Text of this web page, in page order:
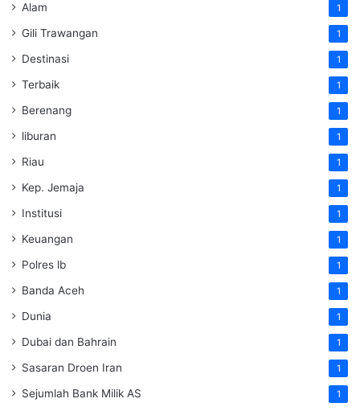
Alam 1
Gili Trawangan 1
Destinasi 1
Terbaik 1
Berenang 1
liburan 1
Riau 1
Kep. Jemaja 1
Institusi 1
Keuangan 1
Polres lb 1
Banda Aceh 1
Dunia 1
Dubai dan Bahrain 1
Sasaran Droen Iran 1
Sejumlah Bank Milik AS 1